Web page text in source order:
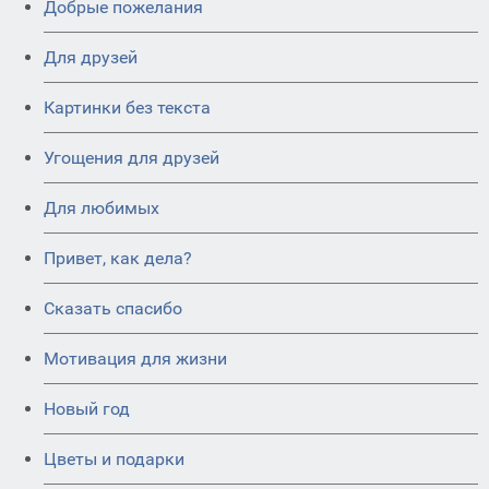
Добрые пожелания
Для друзей
Картинки без текста
Угощения для друзей
Для любимых
Привет, как дела?
Сказать спасибо
Мотивация для жизни
Новый год
Цветы и подарки